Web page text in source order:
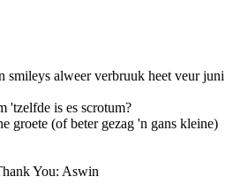
alweer verbruuk heet veur juni
'tzelfde is es scrotum?
groete (of beter gezag 'n gans kleine)
You: Aswin